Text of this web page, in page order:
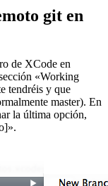
git en
de XCode en
«Working
tendréis y que
master). En
la última opción,